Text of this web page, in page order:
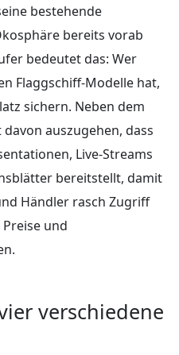
bestehende
bereits vorab
bedeutet das: Wer
Flaggschiff‑Modelle hat,
sichern. Neben dem
auszugehen, dass
Live-Streams
bereitstellt, damit
Händler rasch Zugriff
und
verschiedene